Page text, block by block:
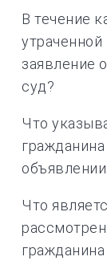
В течение
заявление
суд?
Что
Что